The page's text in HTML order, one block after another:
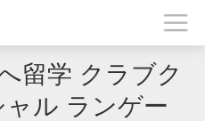
留学 クラブク
ル ランゲー